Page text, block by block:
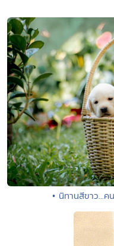
• นิทานสีขาว...